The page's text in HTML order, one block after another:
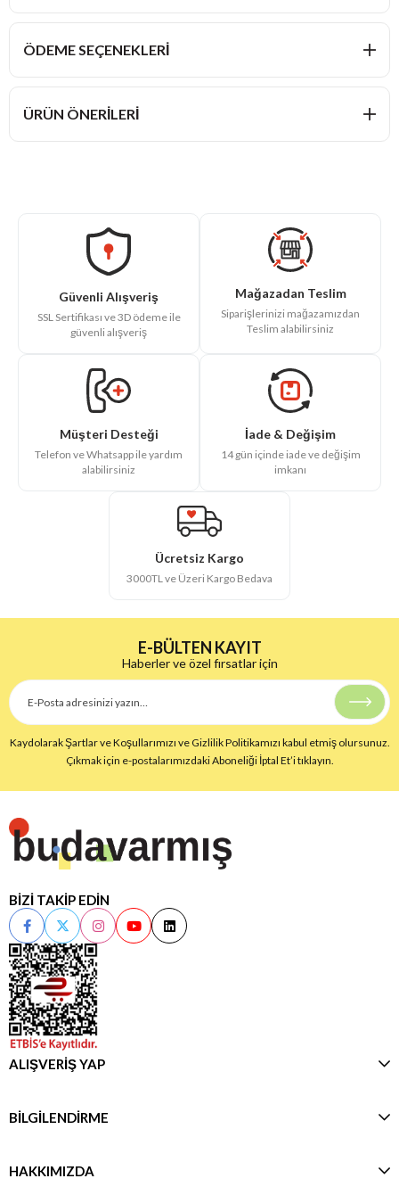
ÖDEME SEÇENEKLERI
ÜRÜN ÖNERILERI
Güvenli Alışveriş
SSL Sertifikası ve 3D ödeme ile
güvenli alışveriş
Mağazadan Teslim
Siparişlerinizi mağazamızdan
Teslim alabilirsiniz
Müşteri Desteği
Telefon ve Whatsapp ile yardım
alabilirsiniz
İade & Değişim
14 gün içinde iade ve değişim
imkanı
Ücretsiz Kargo
3000TL ve Üzeri Kargo Bedava
E-BÜLTEN KAYIT
Haberler ve özel fırsatlar için
Kaydolarak Şartlar ve Koşullarımızı ve Gizlilik Politikamızı kabul etmiş olursunuz.
Çıkmak için e-postalarımızdaki Aboneliği İptal Et’i tıklayın.
BİZİ TAKİP EDİN
ALIŞVERİŞ YAP
BİLGİLENDİRME
HAKKIMIZDA